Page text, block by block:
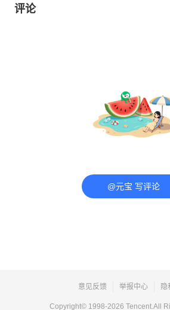
评论
@元宝 写评论
意见反馈 举报中心 隐
Copyright© 1998-2026 Tencent.All